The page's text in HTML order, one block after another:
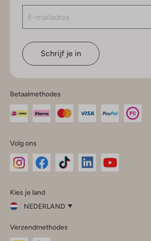
Schrijf je in
Betaalmethodes
Volg ons
InstagramFacebook
Kies je land
NEDERLAND
je
land
Verzendmethodes